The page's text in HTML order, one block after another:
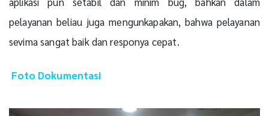
pelayanan beliau juga mengunkapakan, bahwa pelayanan
sevima sangat baik dan responya cepat.
Foto Dokumentasi